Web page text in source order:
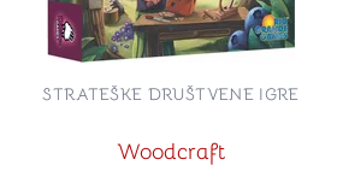
Woodcraft
STRATEŠKE DRUŠTVENE IGRE